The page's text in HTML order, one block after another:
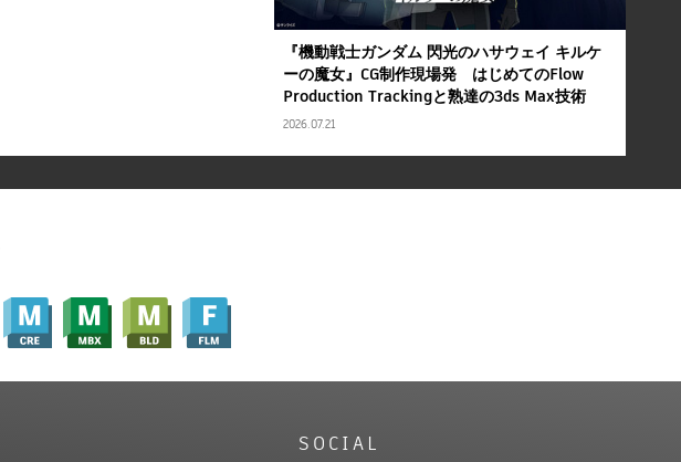
『機動戦士ガンダム 閃光のハサウェイ キルケ
ーの魔女』CG制作現場発 はじめてのFlow
Production Trackingと熟達の3ds Max技術
2026.07.21
SOCIAL